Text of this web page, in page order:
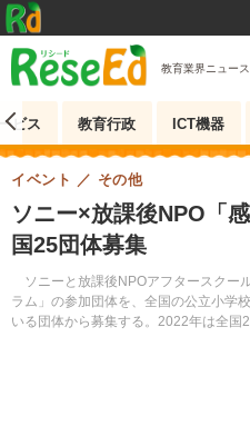
教育業界ニュース
ビス 教育行政 ICT機器
ソニー×放課後NPO「
国25団体募集
ソニーと放課後NPOアフタースクー
ラム」の参加団体を、全国の公立小学
いる団体から募集する。2022年は全国
イベント その他